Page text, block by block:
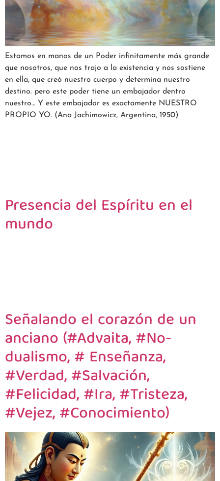
Estamos en manos de un Poder infinitamente más grande
que nosotros, que nos trajo a la existencia y nos sostiene
en ella, que creó nuestro cuerpo y determina nuestro
destino. pero este poder tiene un embajador dentro
nuestro… Y este embajador es exactamente NUESTRO
PROPIO YO. (Ana Jachimowicz, Argentina, 1950)
Presencia del Espíritu en el
mundo
Señalando el corazón de un
anciano (#Advaita, #No-
dualismo, # Enseñanza,
#Verdad, #Salvación,
#Felicidad, #Ira, #Tristeza,
#Vejez, #Conocimiento)